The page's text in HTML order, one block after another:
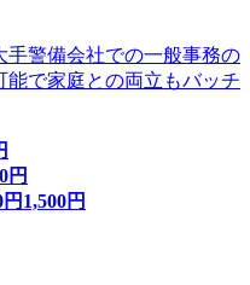
手警備会社での一般事務の
能で家庭との両立もバッチ
円
円 1,500円